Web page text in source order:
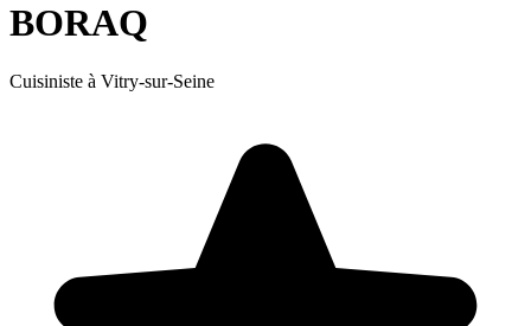
BORAQ
Cuisiniste à Vitry-sur-Seine